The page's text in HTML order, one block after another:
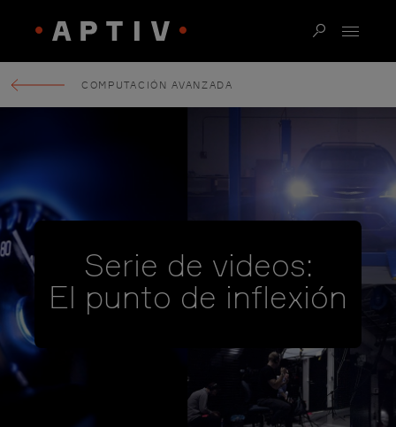
COMPUTACIÓN AVANZADA
Serie de videos:
El punto de inflexión